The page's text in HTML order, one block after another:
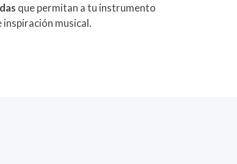
que permitan a tu instrumento
musical.